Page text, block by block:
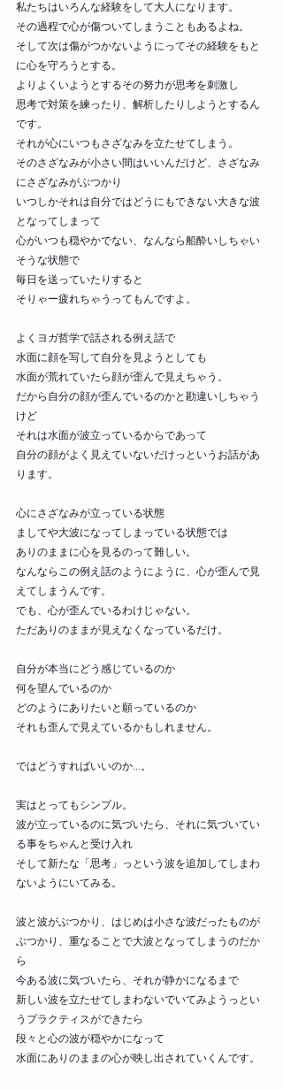
私たちはいろんな経験をして大人になります。
その過程で心が傷ついてしまうこともあるよね。
そして次は傷がつかないようにってその経験をもと
に心を守ろうとする。
よりよくいようとするその努力が思考を刺激し
思考で対策を練ったり、解析したりしようとするん
です。
それが心にいつもさざなみを立たせてしまう。
そのさざなみが小さい間はいいんだけど、さざなみ
にさざなみがぶつかり
いつしかそれは自分ではどうにもできない大きな波
となってしまって
心がいつも穏やかでない、なんなら船酔いしちゃい
そうな状態で
毎日を送っていたりすると
そりゃー疲れちゃうってもんですよ。
よくヨガ哲学で話される例え話で
水面に顔を写して自分を見ようとしても
水面が荒れていたら顔が歪んで見えちゃう。
だから自分の顔が歪んでいるのかと勘違いしちゃう
けど
それは水面が波立っているからであって
自分の顔がよく見えていないだけっというお話があ
ります。
心にさざなみが立っている状態
ましてや大波になってしまっている状態では
ありのままに心を見るのって難しい。
なんならこの例え話のようにように、心が歪んで見
えてしまうんです。
でも、心が歪んでいるわけじゃない。
ただありのままが見えなくなっているだけ。
自分が本当にどう感じているのか
何を望んでいるのか
どのようにありたいと願っているのか
それも歪んで見えているかもしれません。
ではどうすればいいのか...。
実はとってもシンプル。
波が立っているのに気づいたら、それに気づいてい
る事をちゃんと受け入れ
そして新たな「思考」っという波を追加してしまわ
ないようにいてみる。
波と波がぶつかり、はじめは小さな波だったものが
ぶつかり、重なることで大波となってしまうのだか
ら
今ある波に気づいたら、それが静かになるまで
新しい波を立たせてしまわないでいてみようっとい
うプラクティスができたら
段々と心の波が穏やかになって
水面にありのままの心が映し出されていくんです。